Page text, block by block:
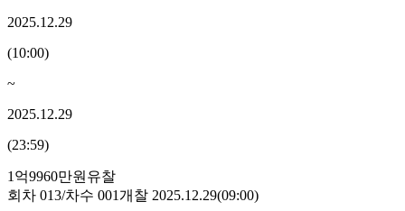
2025.12.29
(10:00)
~
2025.12.29
(23:59)
1억9960만원 유찰
회차 013/차수 001개찰 2025.12.29(09:00)